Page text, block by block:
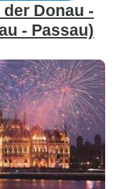
Donau -
- Passau)